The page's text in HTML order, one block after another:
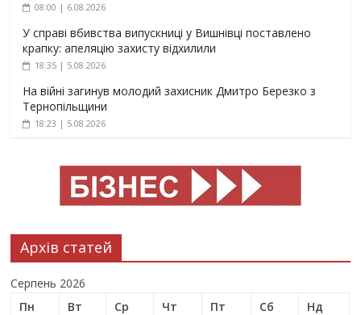
08:00 | 6.08.2026
У справі вбивства випускниці у Вишнівці поставлено
крапку: апеляцію захисту відхилили
18:35 | 5.08.2026
На війні загинув молодий захисник Дмитро Березко з
Тернопільщини
18:23 | 5.08.2026
Архів статей
Серпень 2026
Пн
Вт Ср Чт Пт Сб
Нд